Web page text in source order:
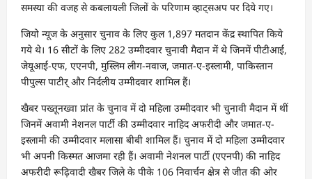
समस्या की वजह से कबलायली जिलों के परिणाम व्हाट्सअप पर दिये गए।
जियो न्यूज के अनुसार चुनाव के लिए कुल 1,897 मतदान केंद्र स्थापित किये
गये थे। 16 सीटों के लिए 282 उम्मीदवार चुनावी मैदान में थे जिनमें पीटीआई,
जेयूआई-एफ, एएनपी, मुस्लिम लीग-नवाज, जमात-ए-इस्लामी, पाकिस्तान
पीपुल्स पाटीर् और निर्दलीय उम्मीदवार शामिल हैं।
खैबर पख्तूनख्वा प्रांत के चुनाव में दो महिला उम्मीदवार भी चुनावी मैदान में थीं
जिनमें अवामी नेशनल पार्टी की उम्मीदवार नाहिद अफरीदी और जमात-ए-
इस्लामी की उम्मीदवार मलासा बीबी शामिल हैं। चुनाव में दो महिला उम्मीदवार
भी अपनी किस्मत आजमा रही हैं। अवामी नेशनल पार्टी (एएनपी) की नाहिद
अफरीदी रूढ़िवादी खैबर जिले के पीके 106 निवार्चन क्षेत्र से जीत की ओर